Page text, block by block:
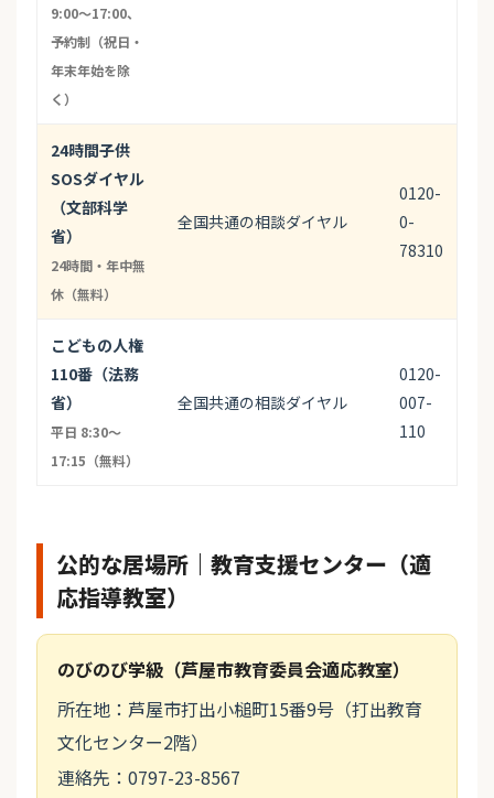
9:00〜17:00、
予約制（祝日・
年末年始を除
く）
24時間子供
SOSダイヤル
（文部科学
省）
24時間・年中無
休（無料）
全国共通の相談ダイヤル
0120-
0-
78310
こどもの人権
110番（法務
省）
平日 8:30〜
17:15（無料）
全国共通の相談ダイヤル
0120-
007-
110
公的な居場所｜教育支援センター（適
応指導教室）
のびのび学級（芦屋市教育委員会適応教室）
所在地：芦屋市打出小槌町15番9号（打出教育
文化センター2階）
連絡先：0797-23-8567